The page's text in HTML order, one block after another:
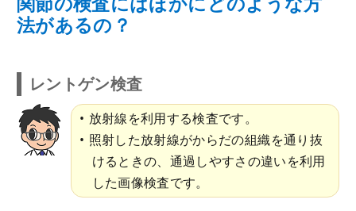
法があるの？
レントゲン検査
放射線を利用する検査です。
照射した放射線がからだの組織を通り抜
けるときの、通過しやすさの違いを利用
した画像検査です。